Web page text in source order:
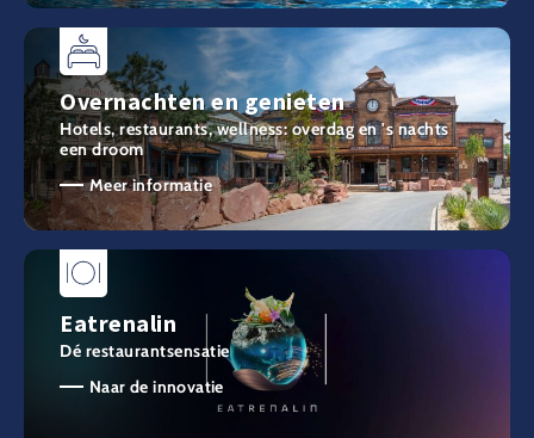
Overnachten en genieten
Hotels, restaurants, wellness: overdag en 's nachts
een droom
Meer informatie
Eatrenalin
Dé restaurantsensatie
Naar de innovatie